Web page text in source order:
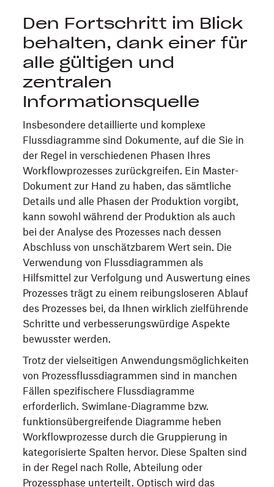
Den Fortschritt im Blick
behalten, dank einer für
alle gültigen und
zentralen
Informationsquelle
Insbesondere detaillierte und komplexe
Flussdiagramme sind Dokumente, auf die Sie in
der Regel in verschiedenen Phasen Ihres
Workflowprozesses zurückgreifen. Ein Master-
Dokument zur Hand zu haben, das sämtliche
Details und alle Phasen der Produktion vorgibt,
kann sowohl während der Produktion als auch
bei der Analyse des Prozesses nach dessen
Abschluss von unschätzbarem Wert sein. Die
Verwendung von Flussdiagrammen als
Hilfsmittel zur Verfolgung und Auswertung eines
Prozesses trägt zu einem reibungsloseren Ablauf
des Prozesses bei, da Ihnen wirklich zielführende
Schritte und verbesserungswürdige Aspekte
bewusster werden.
Trotz der vielseitigen Anwendungsmöglichkeiten
von Prozessflussdiagrammen sind in manchen
Fällen spezifischere Flussdiagramme
erforderlich. Swimlane-Diagramme bzw.
funktionsübergreifende Diagramme heben
Workflowprozesse durch die Gruppierung in
kategorisierte Spalten hervor. Diese Spalten sind
in der Regel nach Rolle, Abteilung oder
Prozessphase unterteilt. Optisch wird das